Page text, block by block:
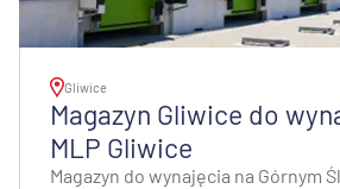
Gliwice
Magazyn Gliwice do
MLP Gliwice
Magazyn do wynajęcia na Górnym